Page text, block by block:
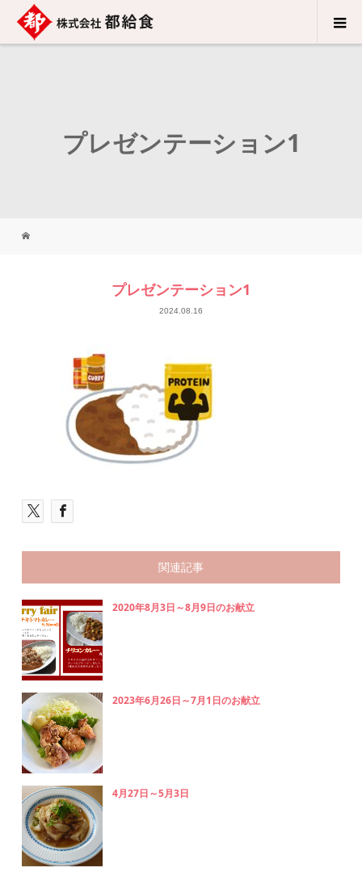
プレゼンテーション1
プレゼンテーション1
2024.08.16
関連記事
2020年8月3日～8月9日のお献立
2023年6月26日～7月1日のお献立
4月27日～5月3日